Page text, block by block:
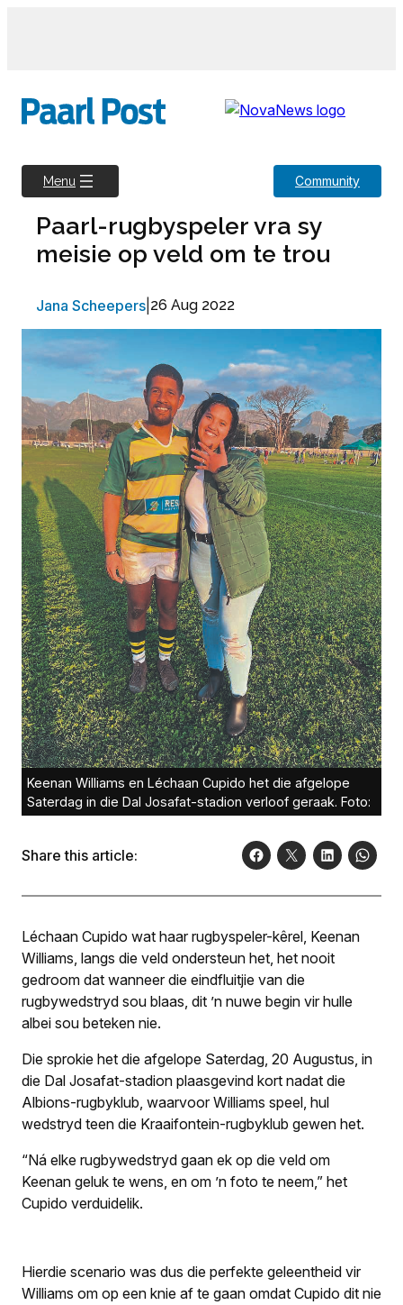
Menu Community
Paarl-rugbyspeler vra sy
meisie op veld om te trou
Jana Scheepers 26 Aug 2022
Keenan Williams en Léchaan Cupido het die afgelope
Saterdag in die Dal Josafat-stadion verloof geraak. Foto:
Share this article:
Léchaan Cupido wat haar rugbyspeler-kêrel, Keenan
Williams, langs die veld ondersteun het, het nooit
gedroom dat wanneer die eindfluitjie van die
rugbywedstryd sou blaas, dit ’n nuwe begin vir hulle
albei sou beteken nie.
Die sprokie het die afgelope Saterdag, 20 Augustus, in
die Dal Josafat-stadion plaasgevind kort nadat die
Albions-rugbyklub, waarvoor Williams speel, hul
wedstryd teen die Kraaifontein-rugbyklub gewen het.
“Ná elke rugbywedstryd gaan ek op die veld om
Keenan geluk te wens, en om ’n foto te neem,” het
Cupido verduidelik.
Hierdie scenario was dus die perfekte geleentheid vir
Williams om op een knie af te gaan omdat Cupido dit nie